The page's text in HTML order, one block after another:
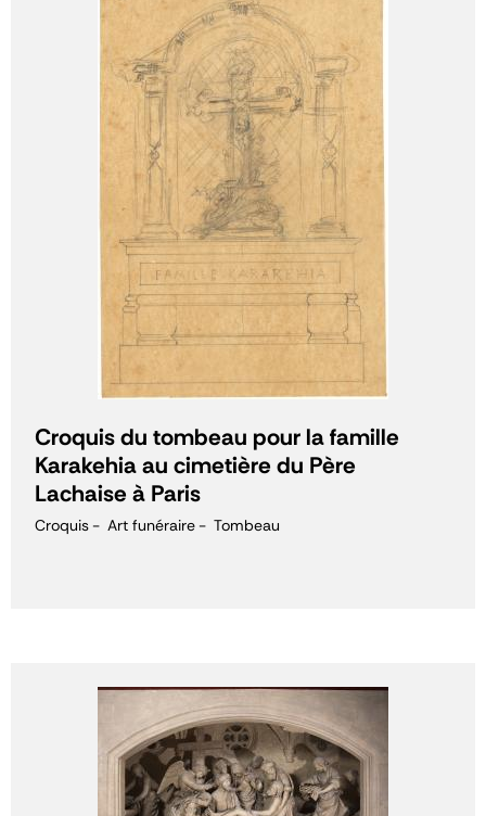
Croquis du tombeau pour la famille
Karakehia au cimetière du Père
Lachaise à Paris
Croquis Art funéraire Tombeau